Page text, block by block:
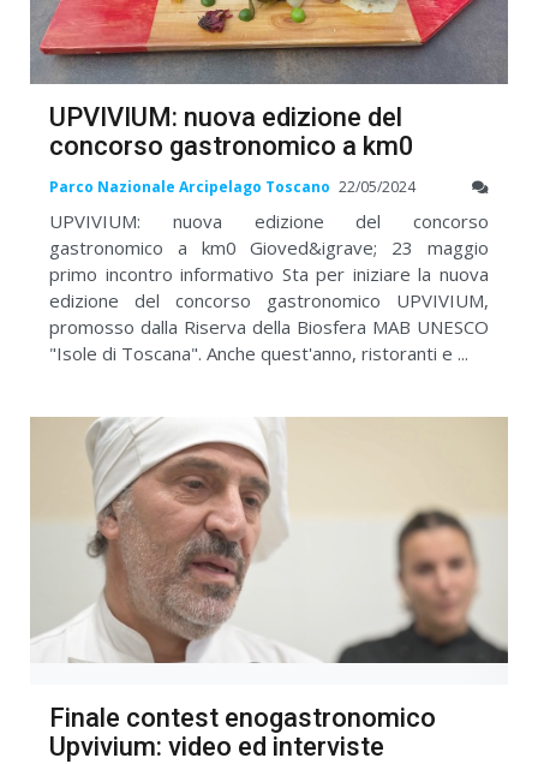
UPVIVIUM: nuova edizione del
concorso gastronomico a km0
Parco Nazionale Arcipelago Toscano 22/05/2024
UPVIVIUM: nuova edizione del concorso
gastronomico a km0 Gioved&igrave; 23 maggio
primo incontro informativo Sta per iniziare la nuova
edizione del concorso gastronomico UPVIVIUM,
promosso dalla Riserva della Biosfera MAB UNESCO
"Isole di Toscana". Anche quest'anno, ristoranti e ...
Finale contest enogastronomico
Upvivium: video ed interviste